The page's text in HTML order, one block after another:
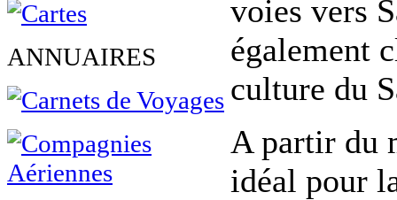
ANNUAIRES
voies vers
également
culture du
A partir du
idéal pour